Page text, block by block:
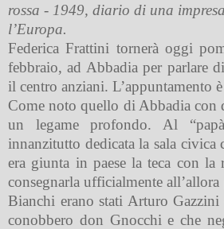
rossa - 1949, diario di una
l’Europa.
Federica Frattini tornerà oggi
febbraio, ad Abbadia per parlare
il centro anziani. L’appuntamento
Come noto quello di Abbadia con
un legame profondo. Al
innanzitutto dedicata la sala civica
era giunta in paese la teca con la
consegnarla ufficialmente
Bianchi erano stati Arturo
conobbero don Gnocchi e che